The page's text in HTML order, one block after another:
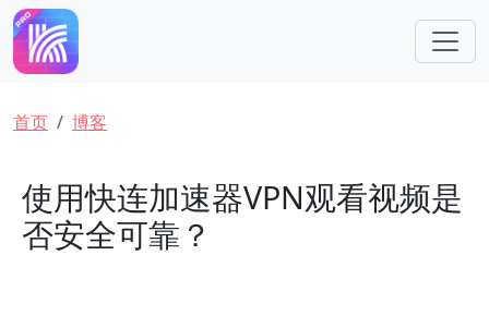
跳转到主要内容
面包屑
首页 博客
使用快连加速器VPN观看视频是
否安全可靠？